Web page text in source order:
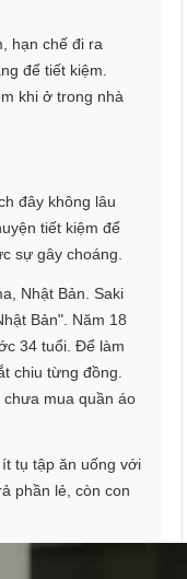
hạn chế đi ra
để tiết kiệm.
khi ở trong nhà
đây không lâu
tiết kiệm để
sự gây choáng.
Nhật Bản. Saki
Bản". Năm 18
34 tuổi. Để làm
chiu từng đồng.
mua quần áo
tụ tập ăn uống với
phần lẻ, còn con